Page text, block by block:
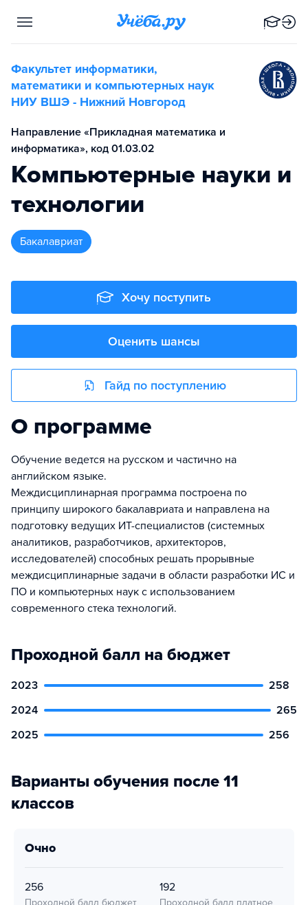
Факультет информатики,
математики и компьютерных наук
НИУ ВШЭ - Нижний Новгород
Направление «Прикладная математика и
информатика», код 01.03.02
Компьютерные науки и
технологии
бакалавриат
Хочу поступить
Оценить шансы
Гайд по поступлению
О программе
Обучение ведется на русском и частично на
английском языке.
Междисциплинарная программа построена по
принципу широкого бакалавриата и направлена на
подготовку ведущих ИТ-специалистов (системных
аналитиков, разработчиков, архитекторов,
исследователей) способных решать прорывные
междисциплинарные задачи в области разработки ИС и
ПО и компьютерных наук с использованием
современного стека технологий.
Проходной балл на бюджет
2023
258
2024
265
2025
256
Варианты обучения после 11
классов
очно
256
Проходной балл бюджет
192
Проходной балл платное